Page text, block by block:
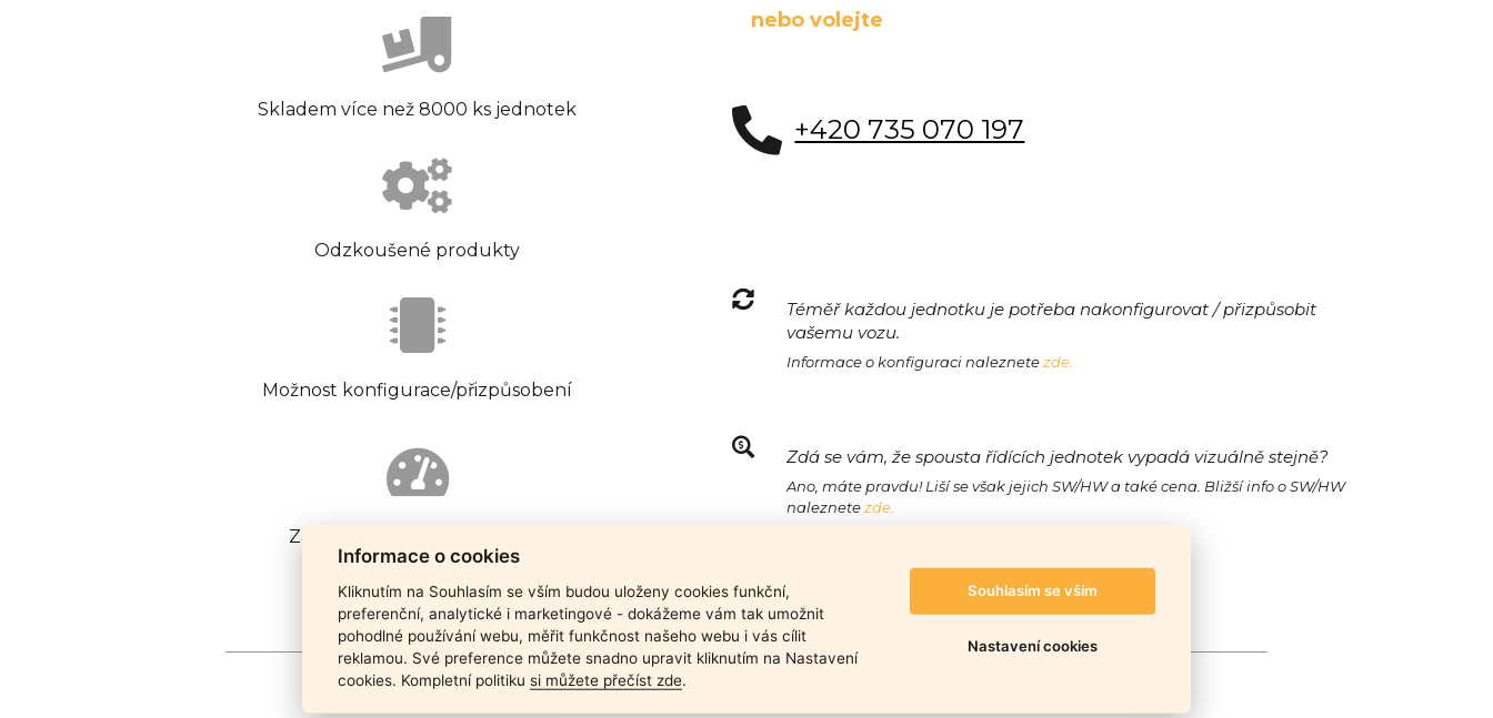
Skladem více než 8000 ks jednotek
Odzkoušené produkty
Možnost konfigurace/přizpůsobení
Záruka funkčnosti produktu
nebo volejte
+420 735 070 197
Téměř každou jednotku je potřeba nakonfigurovat / přizpůsobit
vašemu vozu.
Informace o konfiguraci naleznetezde.
Zdá se vám, že spousta řídících jednotek vypadá vizuálně stejně?
Ano, máte pravdu! Liší se však jejich SW/HW a také cena. Bližší info o SW/HW
naleznetezde.
Informace o cookies
Kliknutím na Souhlasím se vším budou uloženy cookies funkční,
preferenční, analytické i marketingové - dokážeme vám tak umožnit
pohodlné používání webu, měřit funkčnost našeho webu i vás cílit
reklamou. Své preference můžete snadno upravit kliknutím na Nastavení
cookies. Kompletní politiku si můžete přečíst zde.
Souhlasím se vším
Nastavení cookies